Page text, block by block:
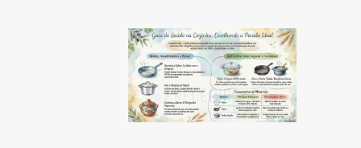
infográficos, o link para
download dos meus e-books.
Para acessar clique no link:
https://whatsapp.com/channel/0
029Vb6U4AqKgsNzkBhubA40